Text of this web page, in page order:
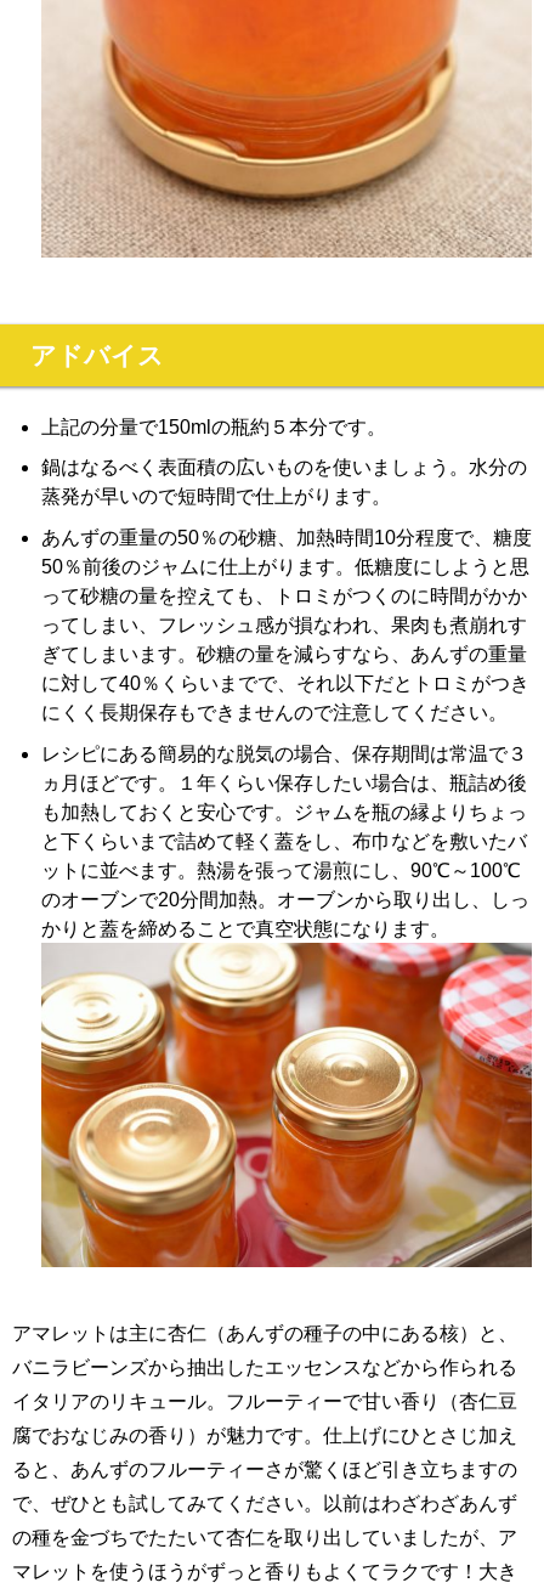
アドバイス
上記の分量で150mlの瓶約５本分です。
鍋はなるべく表面積の広いものを使いましょう。水分の
蒸発が早いので短時間で仕上がります。
あんずの重量の50％の砂糖、加熱時間10分程度で、糖度
50％前後のジャムに仕上がります。低糖度にしようと思
って砂糖の量を控えても、トロミがつくのに時間がかか
ってしまい、フレッシュ感が損なわれ、果肉も煮崩れす
ぎてしまいます。砂糖の量を減らすなら、あんずの重量
に対して40％くらいまでで、それ以下だとトロミがつき
にくく長期保存もできませんので注意してください。
レシピにある簡易的な脱気の場合、保存期間は常温で３
ヵ月ほどです。１年くらい保存したい場合は、瓶詰め後
も加熱しておくと安心です。ジャムを瓶の縁よりちょっ
と下くらいまで詰めて軽く蓋をし、布巾などを敷いたバ
ットに並べます。熱湯を張って湯煎にし、90℃～100℃
のオーブンで20分間加熱。オーブンから取り出し、しっ
かりと蓋を締めることで真空状態になります。
アマレットは主に杏仁（あんずの種子の中にある核）と、
バニラビーンズから抽出したエッセンスなどから作られる
イタリアのリキュール。フルーティーで甘い香り（杏仁豆
腐でおなじみの香り）が魅力です。仕上げにひとさじ加え
ると、あんずのフルーティーさが驚くほど引き立ちますの
で、ぜひとも試してみてください。以前はわざわざあんず
の種を金づちでたたいて杏仁を取り出していましたが、ア
マレットを使うほうがずっと香りもよくてラクです！大き